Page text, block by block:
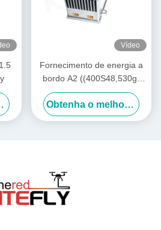
preço
Vídeo
Fornecimento de energia a
bordo A2 ((400S48,530g)
Kitefiy
Obtenha o melhor preço